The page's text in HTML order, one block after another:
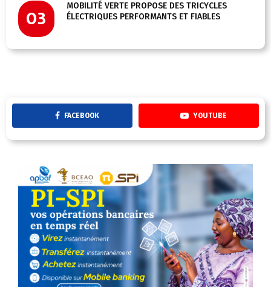
03
MOBILITÉ VERTE PROPOSE DES TRICYCLES
ÉLECTRIQUES PERFORMANTS ET FIABLES
FACEBOOK YOUTUBE